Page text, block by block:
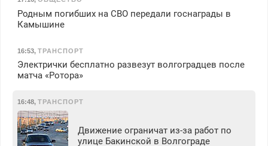
Родным погибших на СВО передали госнаграды в
Камышине
16:53, ТРАНСПОРТ
Электрички бесплатно развезут волгоградцев после
матча «Ротора»
16:48, ТРАНСПОРТ
Движение ограничат из-за работ по
улице Бакинской в Волгограде